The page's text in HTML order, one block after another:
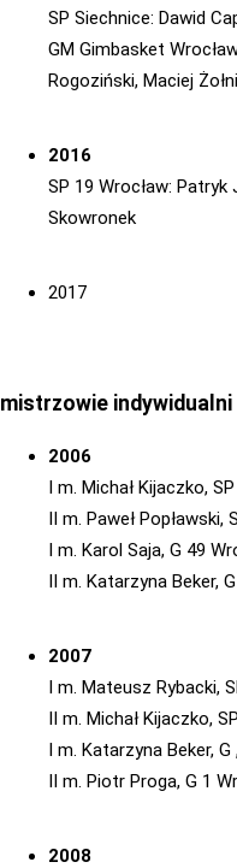
SP Siechnice: Dawid
GM Gimbasket
Rogoziński, Maciej
2016
SP 19 Wrocław:
Skowronek
2017
mistrzowie indywidualni
2006
I m. Michał Kijaczko,
II m. Paweł Popławski,
I m. Karol Saja, G 49
II m. Katarzyna Beker,
2007
I m. Mateusz Rybacki,
II m. Michał Kijaczko,
I m. Katarzyna Beker, G
II m. Piotr Proga, G 1
2008